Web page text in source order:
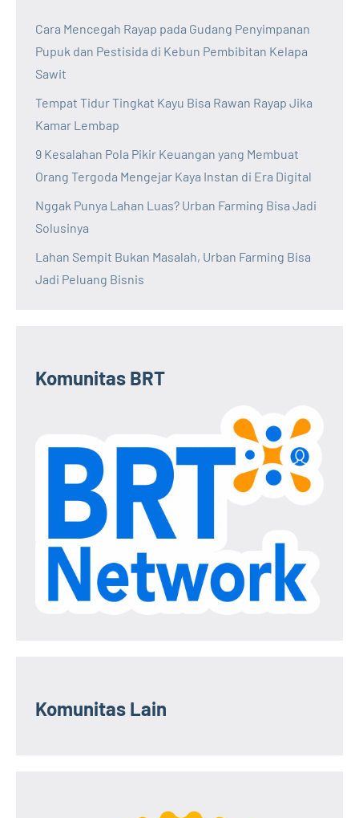
Cara Mencegah Rayap pada Gudang Penyimpanan
Pupuk dan Pestisida di Kebun Pembibitan Kelapa
Sawit
Tempat Tidur Tingkat Kayu Bisa Rawan Rayap Jika
Kamar Lembap
9 Kesalahan Pola Pikir Keuangan yang Membuat
Orang Tergoda Mengejar Kaya Instan di Era Digital
Nggak Punya Lahan Luas? Urban Farming Bisa Jadi
Solusinya
Lahan Sempit Bukan Masalah, Urban Farming Bisa
Jadi Peluang Bisnis
Komunitas BRT
Komunitas Lain